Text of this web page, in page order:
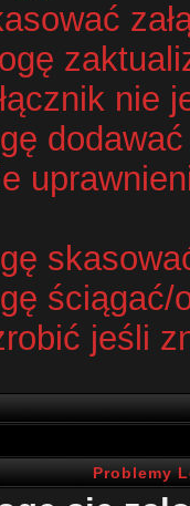
nie
dodawać
ściągać/
jeśli
Problemy